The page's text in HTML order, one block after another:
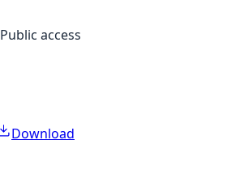
Public access
Download